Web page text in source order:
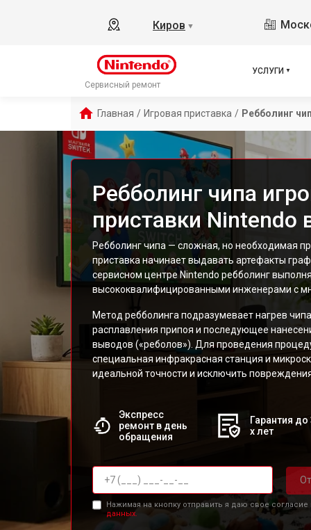
Киров ▼
Сервисный ремонт
УСЛУГИ
Главная / Игровая приставка / Ребболинг
Ребболинг чипа
приставки Nintendo
Ребболинг чипа — сложная, но необходимая
приставка начинает выдавать артефакты
сервисном центре Nintendo ребболинг
высококвалифицированными инженерами с
Метод ребболинга подразумевает нагрев
расплавления припоя и последующее
выводов («реболов»). Для проведения
специальная инфракрасная станция и
идеальной точности и исключить
Экспресс
ремонт в день
обращения
Гарантия до
х лет
Нажимая на кнопку отправить я даю свое согласие
данных.